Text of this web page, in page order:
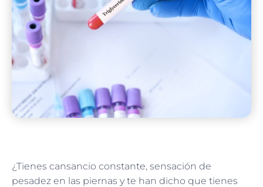
¿Tienes cansancio constante, sensación de
pesadez en las piernas y te han dicho que tienes